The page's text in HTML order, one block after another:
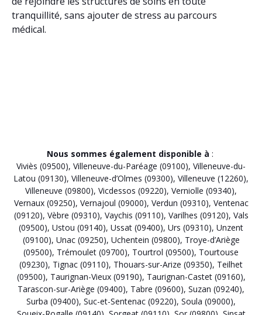
tranquillité, sans ajouter de stress au parcours
médical.
Nous sommes également disponible à :
Viviès (09500), Villeneuve-du-Paréage (09100), Villeneuve-du-
Latou (09130), Villeneuve-d’Olmes (09300), Villeneuve (12260),
Villeneuve (09800), Vicdessos (09220), Verniolle (09340),
Vernaux (09250), Vernajoul (09000), Verdun (09310), Ventenac
(09120), Vèbre (09310), Vaychis (09110), Varilhes (09120), Vals
(09500), Ustou (09140), Ussat (09400), Urs (09310), Unzent
(09100), Unac (09250), Uchentein (09800), Troye-d’Ariège
(09500), Trémoulet (09700), Tourtrol (09500), Tourtouse
(09230), Tignac (09110), Thouars-sur-Arize (09350), Teilhet
(09500), Taurignan-Vieux (09190), Taurignan-Castet (09160),
Tarascon-sur-Ariège (09400), Tabre (09600), Suzan (09240),
Surba (09400), Suc-et-Sentenac (09220), Soula (09000),